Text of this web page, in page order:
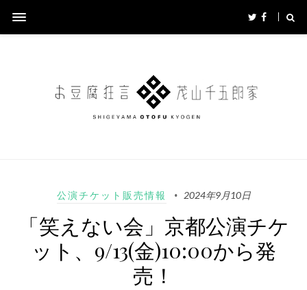
公演チケット販売情報 2024年9月10日
「笑えない会」京都公演チケ
ット、9/13(金)10:00から発
売！